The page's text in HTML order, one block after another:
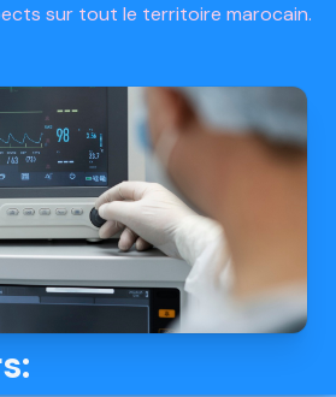
sur tout le territoire marocain.